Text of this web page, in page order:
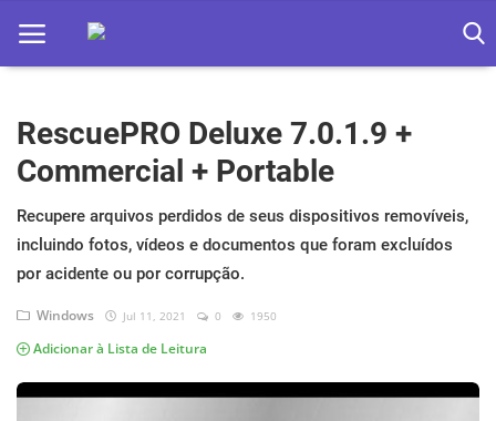
Home
Apps
Ebooks
Games
Web
RescuePRO Deluxe 7.0.1.9 +
Commercial + Portable
Recupere arquivos perdidos de seus dispositivos removíveis,
incluindo fotos, vídeos e documentos que foram excluídos
por acidente ou por corrupção.
Windows Jul 11, 2021 0 1950
Adicionar à Lista de Leitura